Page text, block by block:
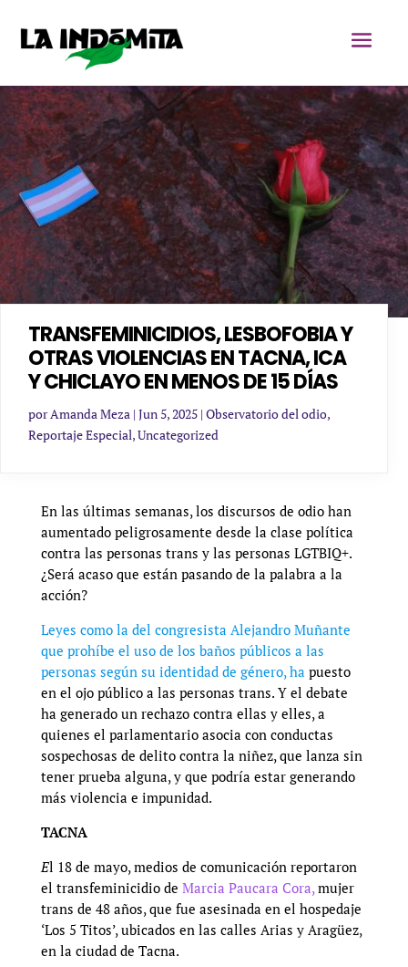
TRANSFEMINICIDIOS, LESBOFOBIA Y
OTRAS VIOLENCIAS EN TACNA, ICA
Y CHICLAYO EN MENOS DE 15 DÍAS
porAmanda Meza | Jun 5, 2025 | Observatorio del odio,
Reportaje Especial,Uncategorized
En las últimas semanas, los discursos de odio han
aumentado peligrosamente desde la clase política
contra las personas trans y las personas LGTBIQ+.
¿Será acaso que están pasando de la palabra a la
acción?
Leyes como la del congresista Alejandro Muñante
que prohíbe el uso de los baños públicos a las
personas según su identidad de género, ha puesto
en el ojo público a las personas trans. Y el debate
ha generado un rechazo contra ellas y elles, a
quienes el parlamentario asocia con conductas
sospechosas de delito contra la niñez, que lanza sin
tener prueba alguna, y que podría estar generando
más violencia e impunidad.
TACNA
El 18 de mayo, medios de comunicación reportaron
el transfeminicidio de Marcia Paucara Cora,mujer
trans de 48 años, que fue asesinada en el hospedaje
‘Los 5 Titos’, ubicados en las calles Arias y Aragüez,
en la ciudad de Tacna.